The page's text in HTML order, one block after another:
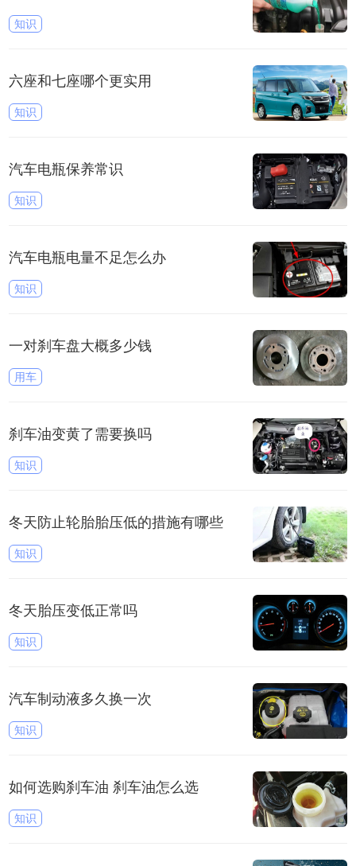
知识
六座和七座哪个更实用
知识
汽车电瓶保养常识
知识
汽车电瓶电量不足怎么办
知识
一对刹车盘大概多少钱
用车
刹车油变黄了需要换吗
知识
冬天防止轮胎胎压低的措施有哪些
知识
冬天胎压变低正常吗
知识
汽车制动液多久换一次
知识
如何选购刹车油 刹车油怎么选
知识